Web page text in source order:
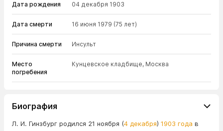
Дата рождения 04 декабря 1903
Дата смерти 16 июня 1979 (75 лет)
Причина смерти Инсульт
Место
погребения
Кунцевское кладбище, Москва
Биография
Л. И. Гинзбург родился 21 ноября (4 декабря) 1903 года в